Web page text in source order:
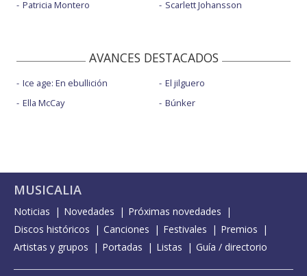
Patricia Montero
Scarlett Johansson
AVANCES DESTACADOS
Ice age: En ebullición
Ella McCay
El jilguero
Búnker
MUSICALIA
Noticias Novedades
Próximas novedades
Discos históricos
Canciones Festivales
Premios
Artistas y grupos
Portadas Listas Guía / directorio